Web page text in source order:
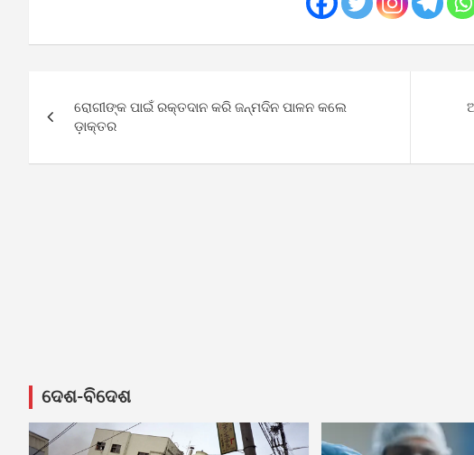
navigation
ରୋଗୀଙ୍କ ପାଇଁ ରକ୍ତଦାନ କରି ଜନ୍ମଦିନ ପାଳନ କଲେ
ଡ଼ାକ୍ତର
ଦେଶ-ବିଦେଶ